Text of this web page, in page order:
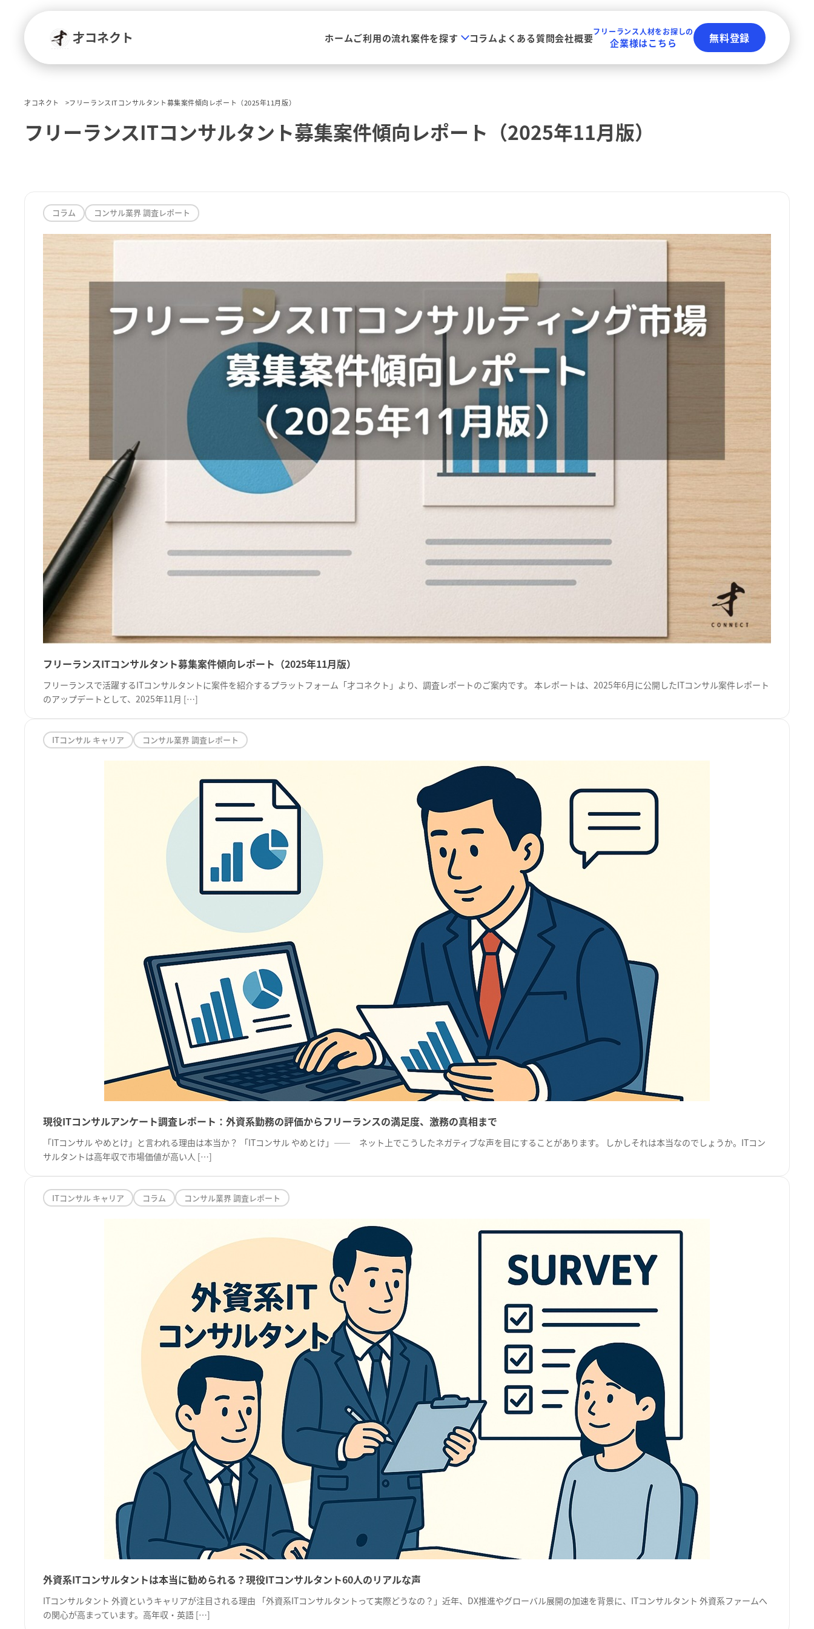
才コネクト ホームご利用の流れ案件を探す コラムよくある質問会社概要
フリーランス人材をお探しの
企業様はこちら 無料登録
才コネクト フリーランスITコンサルタント募集案件傾向レポート（2025年11月版）
フリーランスITコンサルタント募集案件傾向レポート（2025年11月版）
コラム コンサル業界 調査レポート
フリーランスITコンサルタント募集案件傾向レポート（2025年11月版）
フリーランスで活躍するITコンサルタントに案件を紹介するプラットフォーム「才コネクト」より、調査レポートのご案内です。 本レポートは、2025年6月に公開したITコンサル案件レポート
のアップデートとして、2025年11月 […]
ITコンサル キャリア コンサル業界 調査レポート
現役ITコンサルアンケート調査レポート：外資系勤務の評価からフリーランスの満足度、激務の真相まで
「ITコンサル やめとけ」と言われる理由は本当か？ 「ITコンサル やめとけ」―― ネット上でこうしたネガティブな声を目にすることがあります。 しかしそれは本当なのでしょうか。ITコン
サルタントは高年収で市場価値が高い人 […]
ITコンサル キャリア コラム コンサル業界 調査レポート
外資系ITコンサルタントは本当に勧められる？現役ITコンサルタント60人のリアルな声
ITコンサルタント 外資というキャリアが注目される理由 「外資系ITコンサルタントって実際どうなの？」近年、DX推進やグローバル展開の加速を背景に、ITコンサルタント 外資系ファームへ
の関心が高まっています。高年収・英語 […]